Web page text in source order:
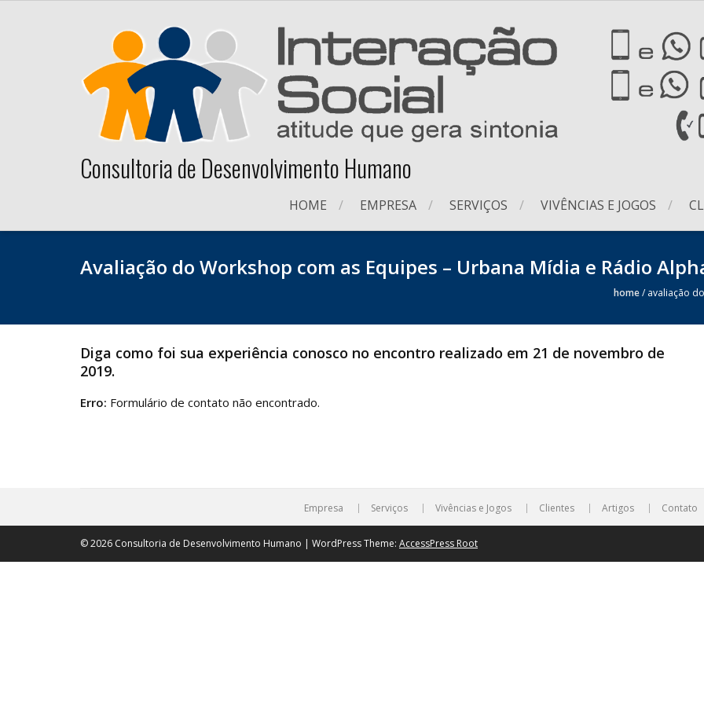
Consultoria de Desenvolvimento Humano
HOME EMPRESA SERVIÇOS VIVÊNCIAS E JOGOS
Avaliação do Workshop com as Equipes – Urbana Mídia e Rádio
home/avaliação
Diga como foi sua experiência conosco no encontro realizado em 21 de novembro de
2019.
Erro: Formulário de contato não encontrado.
Empresa Serviços Vivências e Jogos Clientes Artigos Contato
© 2026 Consultoria de Desenvolvimento Humano | WordPress Theme: AccessPress Root